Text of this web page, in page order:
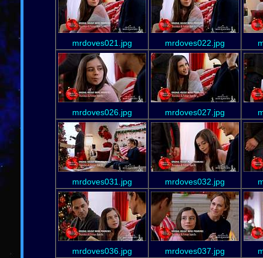
mrdoves021.jpg mrdoves022.jpg
mrdoves026.jpg mrdoves027.jpg
mrdoves031.jpg mrdoves032.jpg
mrdoves036.jpg mrdoves037.jpg